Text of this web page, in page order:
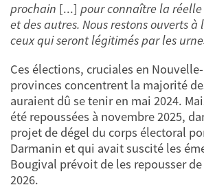
prochain [...] pour connaître la
et des autres. Nous restons ouverts à
ceux qui seront légitimés par les
Ces élections, cruciales en
provinces concentrent la majorité
auraient dû se tenir en mai 2024.
été repoussées à novembre 2025,
projet de dégel du corps électoral
Darmanin et qui avait suscité les
Bougival prévoit de les repousser
2026.